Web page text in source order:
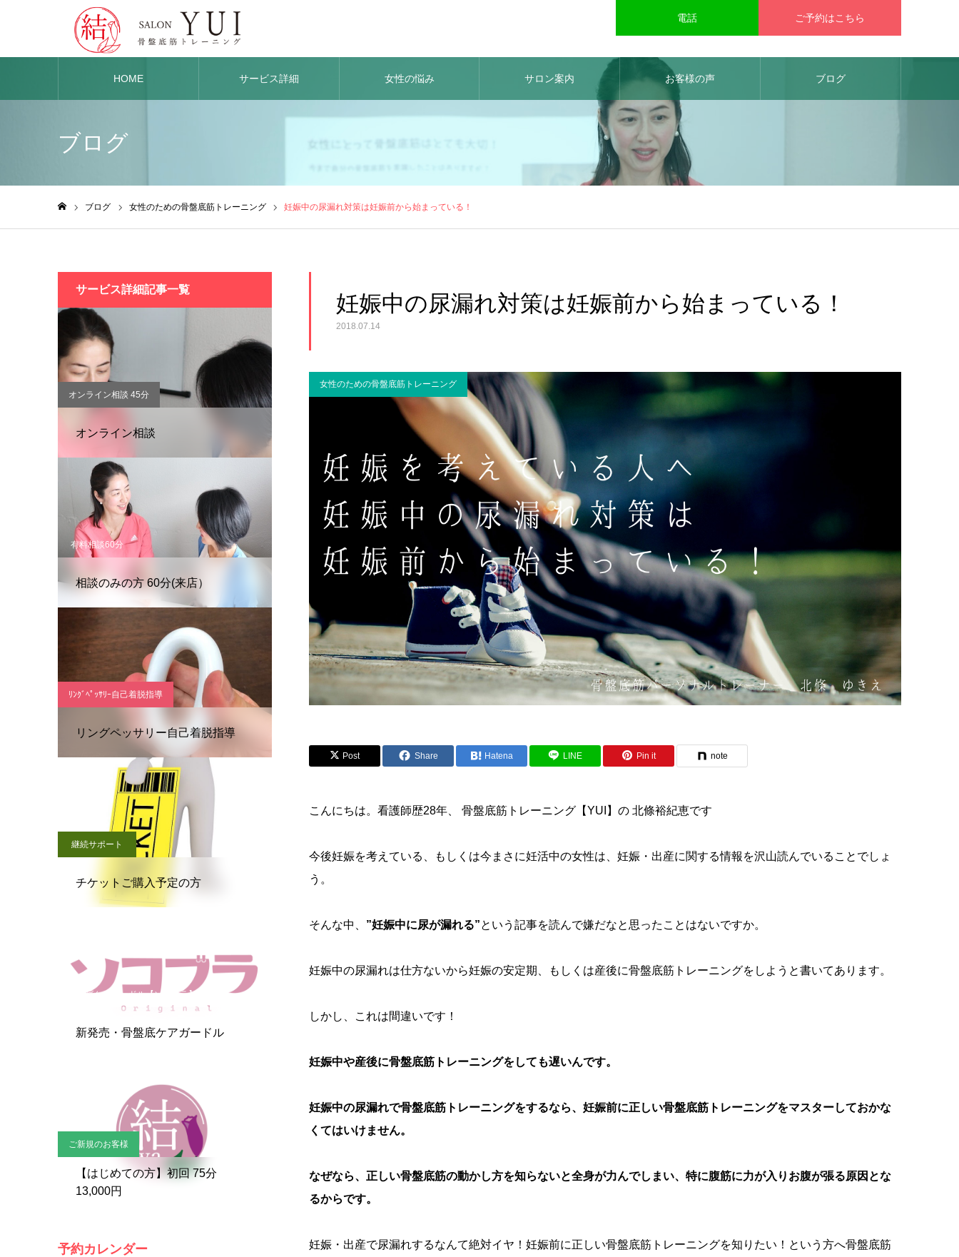
電話 ご予約はこちら
HOME サービス詳細 女性の悩み サロン案内 お客様の声 ブログ
ブログ
ブログ 女性のための骨盤底筋トレーニング 妊娠中の尿漏れ対策は妊娠前から始まっている！
妊娠中の尿漏れ対策は妊娠前から始まっている！
2018.07.14
女性のための骨盤底筋トレーニング
Post Share Hatena LINE Pin it note
こんにちは。看護師歴28年、 骨盤底筋トレーニング【YUI】の 北條裕紀恵です
今後妊娠を考えている、もしくは今まさに妊活中の女性は、妊娠・出産に関する情報を沢山読んでいることでしょ
う。
そんな中、 ”妊娠中に尿が漏れる”という記事を読んで嫌だなと思ったことはないですか。
妊娠中の尿漏れは仕方ないから妊娠の安定期、もしくは産後に骨盤底筋トレーニングをしようと書いてあります。
しかし、これは間違いです！
妊娠中や産後に骨盤底筋トレーニングをしても遅いんです。
妊娠中の尿漏れで骨盤底筋トレーニングをするなら、妊娠前に正しい骨盤底筋トレーニングをマスターしておかな
くてはいけません。
なぜなら、正しい骨盤底筋の動かし方を知らないと全身が力んでしまい、特に腹筋に力が入りお腹が張る原因とな
るからです。
妊娠・出産で尿漏れするなんて絶対イヤ！妊娠前に正しい骨盤底筋トレーニングを知りたい！という方へ骨盤底筋
サービス詳細記事一覧
オンライン相談 45分
オンライン相談
有料相談60分
相談のみの方 60分(来店）
ﾘﾝｸﾞﾍﾟｯｻﾘｰ自己着脱指導
リングペッサリー自己着脱指導
継続サポート
チケットご購入予定の方
骨盤底ケアガードル【ソコブラ】
新発売・骨盤底ケアガードル
ご新規のお客様
【はじめての方】初回 75分
13,000円
予約カレンダー